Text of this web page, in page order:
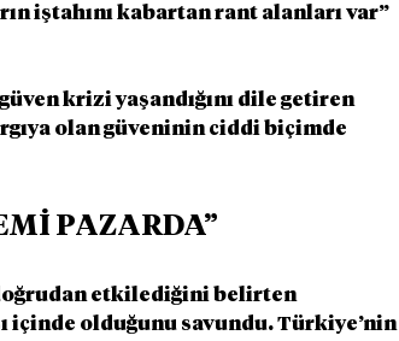
iştahını kabartan rant alanları var”
krizi yaşandığını dile getiren
olan güveninin ciddi biçimde
PAZARDA”
etkilediğini belirten
içinde olduğunu savundu. Türkiye’nin